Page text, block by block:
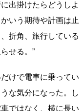
出掛けたらどうしよ
いう期待や計画は止
折角、旅行している
せる。”
けで電車に乗ってい
な気分になった。し
ではなく、横に長い